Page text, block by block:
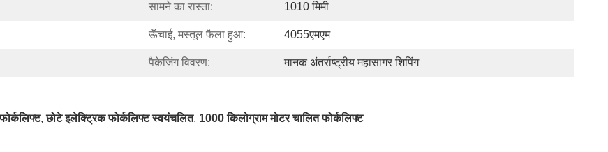
सामने का रास्ता: 1010 मिमी
ऊँचाई, मस्तूल फैला हुआ: 4055एमएम
पैकेजिंग विवरण: मानक अंतर्राष्ट्रीय महासागर शिपिंग
, छोटे इलेक्ट्रिक फोर्कलिफ्ट स्वयंचलित, 1000 किलोग्राम मोटर चालित फोर्कलिफ्ट